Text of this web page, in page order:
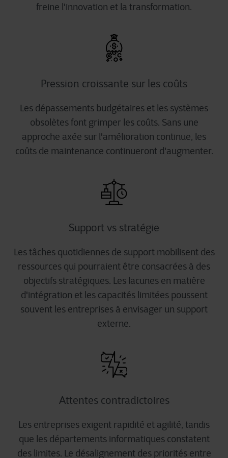
freine l'innovation et la transformation.
Pression croissante sur les coûts
Les dépassements budgétaires et les systèmes
obsolètes font grimper les coûts. Sans une
approche axée sur l'amélioration continue, les
coûts de maintenance continueront d'augmenter.
Support vs stratégie
Les tâches quotidiennes de support mobilisent des
ressources qui pourraient être consacrées à des
objectifs stratégiques. Les lacunes en matière
d'intégration et les capacités limitées poussent
souvent les entreprises à envisager un support
externe.
Attentes contradictoires
Les entreprises exigent rapidité et agilité, tandis
que les départements informatiques constatent
des limites. Le désalignement des priorités entre